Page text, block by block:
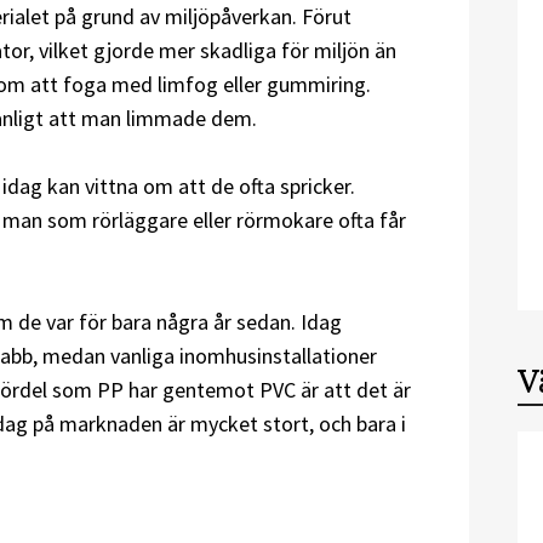
på grund av miljöpåverkan. Förut
vilket gjorde mer skadliga för miljön än
att foga med limfog eller gummiring.
att man limmade dem.
kan vittna om att de ofta spricker.
som rörläggare eller rörmokare ofta får
de var för bara några år sedan. Idag
medan vanliga inomhusinstallationer
som PP har gentemot PVC är att det är
på marknaden är mycket stort, och bara i